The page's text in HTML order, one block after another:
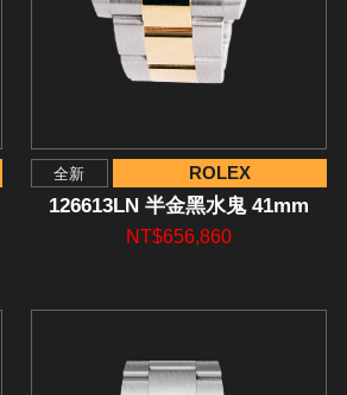
全新 ROLEX
126613LN 半金黑水鬼 41mm
NT$656,860